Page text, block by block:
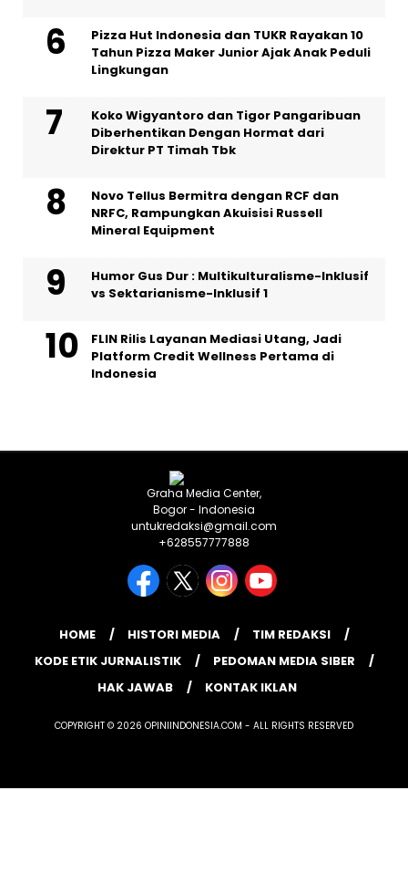
Pizza Hut Indonesia dan TUKR Rayakan 10
Tahun Pizza Maker Junior Ajak Anak Peduli
Lingkungan
Koko Wigyantoro dan Tigor Pangaribuan
Diberhentikan Dengan Hormat dari
Direktur PT Timah Tbk
Novo Tellus Bermitra dengan RCF dan
NRFC, Rampungkan Akuisisi Russell
Mineral Equipment
Humor Gus Dur : Multikulturalisme-Inklusif
vs Sektarianisme-Inklusif 1
FLIN Rilis Layanan Mediasi Utang, Jadi
Platform Credit Wellness Pertama di
Indonesia
Graha Media Center,
Bogor - Indonesia
untukredaksi@gmail.com
+628557777888
HOME HISTORI MEDIA
TIM REDAKSI
KODE ETIK JURNALISTIK
PEDOMAN MEDIA SIBER
HAK JAWAB
KONTAK IKLAN
COPYRIGHT © 2026 OPINIINDONESIA.COM - ALL RIGHTS RESERVED